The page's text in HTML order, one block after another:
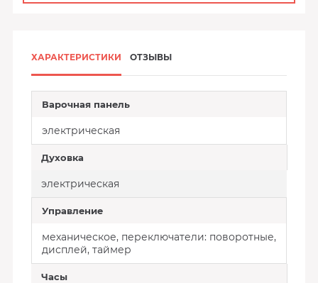
ХАРАКТЕРИСТИКИ ОТЗЫВЫ
Варочная панель
электрическая
Духовка
электрическая
Управление
механическое, переключатели: поворотные,
дисплей, таймер
Часы